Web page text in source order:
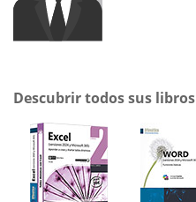
Descubrir todos sus libros